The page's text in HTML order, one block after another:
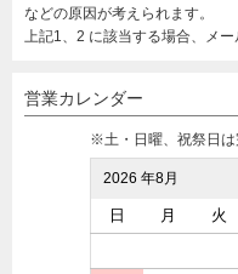
などの原因が考えられます。
上記1、2 に該当する場合、メ
営業カレンダー
※土・日曜、祝祭日
2026 年8月
日 月 火